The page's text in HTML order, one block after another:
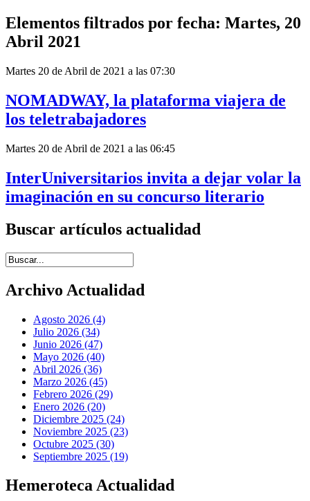
Elementos filtrados por fecha: Martes, 20
Abril 2021
Martes 20 de Abril de 2021 a las 07:30
NOMADWAY, la plataforma viajera de
los teletrabajadores
Martes 20 de Abril de 2021 a las 06:45
InterUniversitarios invita a dejar volar la
imaginación en su concurso literario
Buscar artículos actualidad
Introduce términos de búsqueda
Archivo Actualidad
Agosto 2026 (4)
Julio 2026 (34)
Junio 2026 (47)
Mayo 2026 (40)
Abril 2026 (36)
Marzo 2026 (45)
Febrero 2026 (29)
Enero 2026 (20)
Diciembre 2025 (24)
Noviembre 2025 (23)
Octubre 2025 (30)
Septiembre 2025 (19)
Hemeroteca Actualidad